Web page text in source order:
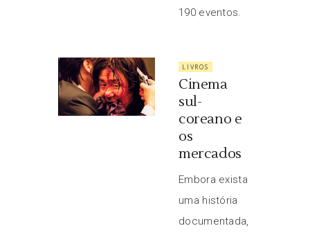
190 eventos.
LIVROS
Cinema
sul-
coreano e
os
mercados
Embora exista
uma história
documentada,